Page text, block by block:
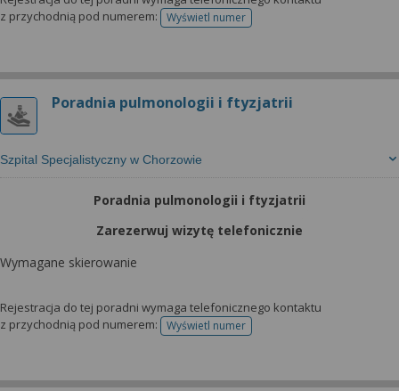
z przychodnią pod numerem:
Wyświetl numertelefonu do rejestracji
Poradnia pulmonologii i ftyzjatrii
Szpital Specjalistyczny w Chorzowie
Poradnia pulmonologii i ftyzjatrii
Zarezerwuj wizytę telefonicznie
Wymagane skierowanie
Rejestracja do tej poradni wymaga telefonicznego kontaktu
z przychodnią pod numerem:
Wyświetl numertelefonu do rejestracji